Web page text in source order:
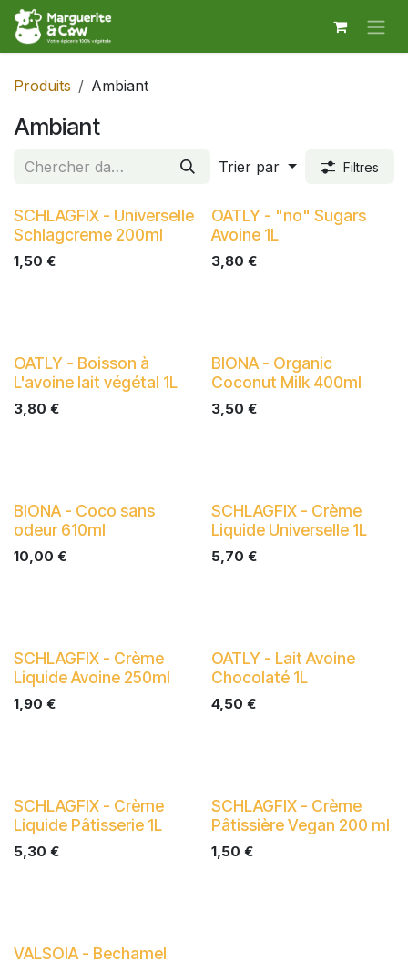
Se rendre au contenu
Produits Ambiant
Ambiant
Trier par Filtres
SCHLAGFIX - Universelle
Schlagcreme 200ml
1,50 €
OATLY - "no" Sugars
Avoine 1L
3,80 €
OATLY - Boisson à
L'avoine lait végétal 1L
3,80 €
BIONA - Organic
Coconut Milk 400ml
3,50 €
BIONA - Coco sans
odeur 610ml
10,00 €
SCHLAGFIX - Crème
Liquide Universelle 1L
5,70 €
SCHLAGFIX - Crème
Liquide Avoine 250ml
1,90 €
OATLY - Lait Avoine
Chocolaté 1L
4,50 €
SCHLAGFIX - Crème
Liquide Pâtisserie 1L
5,30 €
SCHLAGFIX - Crème
Pâtissière Vegan 200 ml
1,50 €
VALSOIA - Bechamel